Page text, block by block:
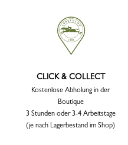
CLICK & COLLECT
Kostenlose Abholung in der
Boutique
3 Stunden oder 3-4 Arbeitstage
(je nach Lagerbestand im Shop)